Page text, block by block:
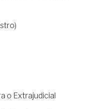
o Extrajudicial